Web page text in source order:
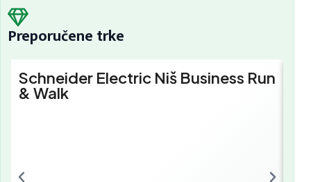
Preporučene trke
Schneider Electric Niš Business Run
& Walk